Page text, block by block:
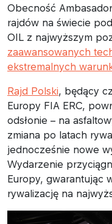
Obecność
rajdów na świecie
OIL z najwyższym
zaawansowanych
ekstremalnych
Rajd Polski, będący
Europy FIA ERC,
odsłonie – na
zmiana po latach
jednocześnie nowe
Wydarzenie
Europy, gwarantując
rywalizację na